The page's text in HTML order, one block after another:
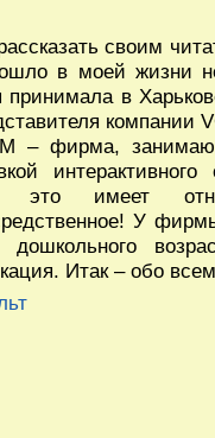
своим
в моей жизни
принимала в
компании
– фирма,
это имеет
У
дошкольного
Итак – обо